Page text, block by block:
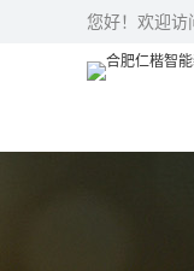
您好！欢迎访